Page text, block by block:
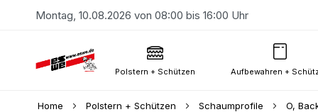
Montag, 10.08.2026 von 08:00 bis 16:00 Uhr
Polstern + Schützen Aufbewahren +
Home Polstern + Schützen Schaumprofile O,